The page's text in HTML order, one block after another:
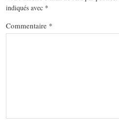
indiqués avec *
Commentaire *